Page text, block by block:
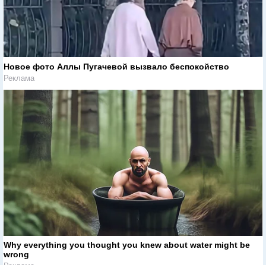
Новое фото Аллы Пугачевой вызвало беспокойство
Реклама
Why everything you thought you knew about water might be
wrong